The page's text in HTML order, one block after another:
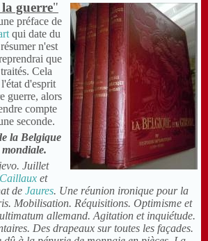
guerre"
préface de
qui date du
n'est
que
Cela
d'esprit
guerre, alors
compte
seconde.
la Belgique
Juillet
Caillauxet
de Jaures. Une réunion ironique pour la
Mobilisation. Réquisitions. Optimisme et
allemand. Agitation et inquiétude.
Des drapeaux sur toutes les façades.